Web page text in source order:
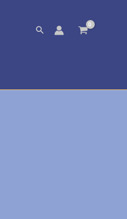
Zoeken